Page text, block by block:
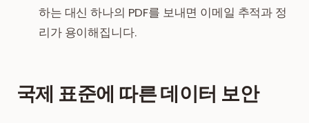
하는 대신 하나의 PDF를 보내면 이메일 추적과 정
리가 용이해집니다.
국제 표준에 따른 데이터 보안